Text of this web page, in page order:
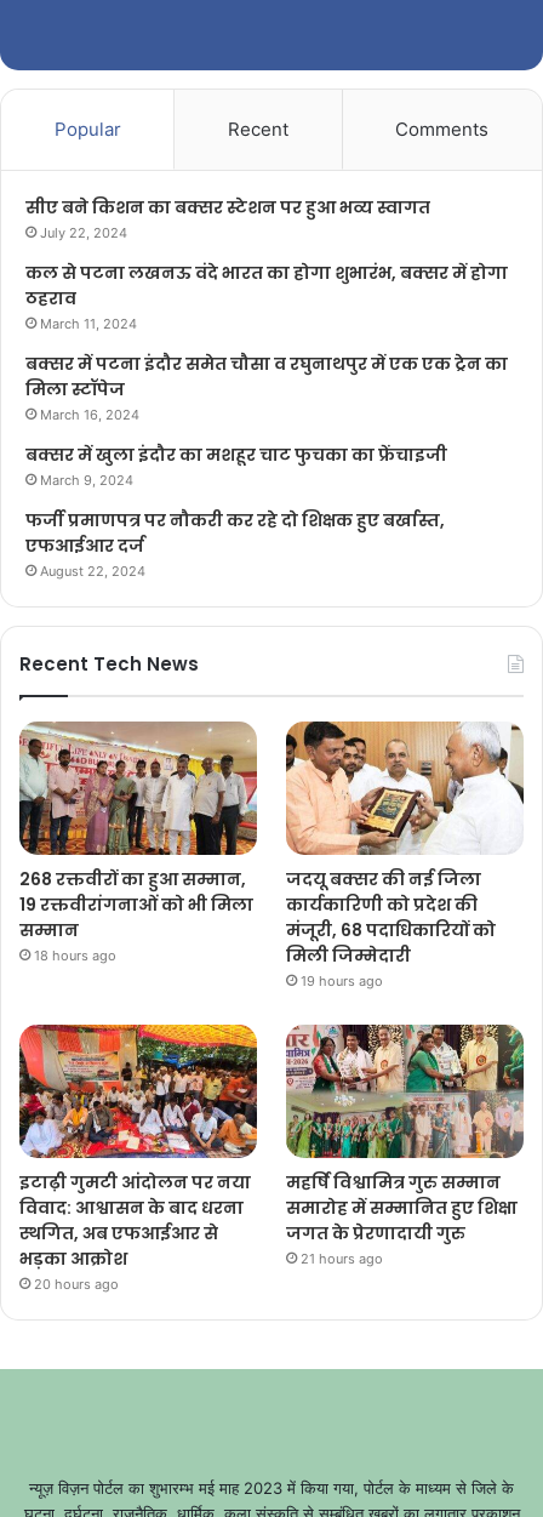
Popular Recent Comments
सीए बने किशन का बक्सर स्टेशन पर हुआ भव्य स्वागत
July 22, 2024
कल से पटना लखनऊ वंदे भारत का होगा शुभारंभ, बक्सर में होगा
ठहराव
March 11, 2024
बक्सर में पटना इंदौर समेत चौसा व रघुनाथपुर में एक एक ट्रेन का
मिला स्टॉपेज
March 16, 2024
बक्सर में खुला इंदौर का मशहूर चाट फुचका का फ्रेंचाइजी
March 9, 2024
फर्जी प्रमाणपत्र पर नौकरी कर रहे दो शिक्षक हुए बर्खास्त,
एफआईआर दर्ज
August 22, 2024
Recent Tech News
268 रक्तवीरों का हुआ सम्मान,
19 रक्तवीरांगनाओं को भी मिला
सम्मान
18 hours ago
जदयू बक्सर की नई जिला
कार्यकारिणी को प्रदेश की
मंजूरी, 68 पदाधिकारियों को
मिली जिम्मेदारी
19 hours ago
इटाढ़ी गुमटी आंदोलन पर नया
विवाद: आश्वासन के बाद धरना
स्थगित, अब एफआईआर से
भड़का आक्रोश
20 hours ago
महर्षि विश्वामित्र गुरु सम्मान
समारोह में सम्मानित हुए शिक्षा
जगत के प्रेरणादायी गुरु
21 hours ago
न्यूज़ विज़न पोर्टल का शुभारम्भ मई माह 2023 में किया गया, पोर्टल के माध्यम से जिले के